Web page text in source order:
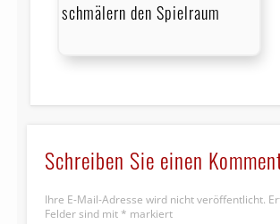
schmälern den Spielraum
Schreiben Sie einen
Ihre E-Mail-Adresse wird nicht veröffentlicht.
Felder sind mit * markiert